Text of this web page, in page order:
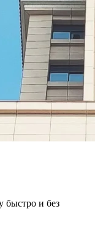
быстро и без